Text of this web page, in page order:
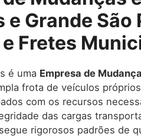
e Grande São
Fretes
é uma Empresa de
frota de veículos
com os recursos
das cargas
rigorosos padrões de